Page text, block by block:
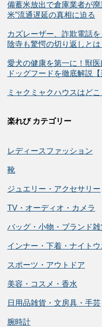
備蓄米放出で倉庫業者が
米”流通遅延の真相に迫る
カズレーザー、詐欺電話
陰寺も驚愕の切り返しとは
愛犬の健康を第一に！獣
ドッグフードを徹底解説【
ミャクミャクハウスはど
楽れび カテゴリー
レディースファッション
靴
ジュエリー・アクセサリー
TV・オーディオ・カメラ
バッグ・小物・ブランド雑
インナー・下着・ナイトウ
スポーツ・アウトドア
美容・コスメ・香水
日用品雑貨・文房具・手芸
腕時計